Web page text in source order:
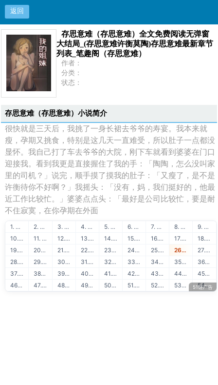
返回
存思意难（存思意难）全文免费阅读无弹窗大结局
_(存思意难许衡莫陶)存思意难最新章节列表_笔趣
阁（存思意难）
存思意难（存思意难）全文免费阅读无弹窗
大结局_(存思意难许衡莫陶)存思意难最新章节
列表_笔趣阁（存思意难）
作者：
分类：
状态：
存思意难（存思意难）小说简介
很快就是三天后，我挑了一身长裙去爷爷的寿宴。我本来就
瘦，孕期又挑食，特别是这几天一直难受，所以肚子一点都没
显怀。我自己打了车去爷爷的大院，刚下车就看到婆婆在门口
迎接我。看到我更是直接握住了我的手：「陶陶，怎么没叫家
里的司机？」说完，顺手摸了摸我的肚子：「又瘦了，是不是
许衡待你不好啊？」我摇头：「没有，妈，我们挺好的，他最
近工作比较忙。」婆婆点点头：「最好是公司比较忙，要是耐
不住寂寞，在你孕期在外面
1. 导航站长站 2. ★明星趣事★ 3. 10058兼职论坛 4. 2345自助友链平台 5. 51链友链交换 6. 51链流量联盟 7. 51学堂在线学习 8. 88API保单识别
9. 51链免费交换
10. 51学堂免费课程
11. 88API发票识别 12. 51链买卖友链 13. 51学堂编程教程 14. 88API身份证识别 15. 51链泛目录出租 16. 51学堂SEO教程 17. 88API银行卡识别
18. 51链网站出售
19. 51学堂建站教程
20. 88API名片识别 21. 51链广告联盟 22. 51学堂精品推荐 23. 88API营业执照识别 24. 51链出租广告位 25. 51链站长赚钱 26. 51学堂运营干货
27. 88API行驶证识别
28. 51链软文出售
29. 51链流量出售 30. 88API驾驶证识别 31. 51链图文广告 32. 51链购买友链 33. 88API车牌号识别 34. 51链免费换链 35. 51链网站目录
36. 88API车架号识别
37. 51链网站转让
38. 51链软文外链 39. 88API通用文本识别 40. 51链网站排行 41. 51链友链检测 42. 88API二维码识别 43. 51学堂Java教程 44. 51学堂Python教程
45. 88API快递地址解析
46. 51学堂Golang教程
47. 51学堂前端开发 48. 88API OCR识别 49. 51学堂AI人工智能 50. 51学堂云计算运维 51. 51学堂出售源码 52. 51学堂SVIP会员 53. 51学堂IT教程 54. 51学堂大数据
51链广告